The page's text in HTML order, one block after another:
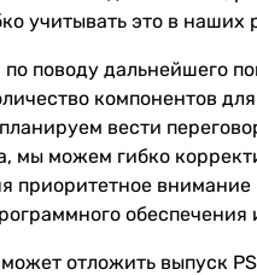
учитывать это в наших
поводу дальнейшего
компонентов
вести
мы можем гибко
приоритетное
обеспечения
отложить выпуск